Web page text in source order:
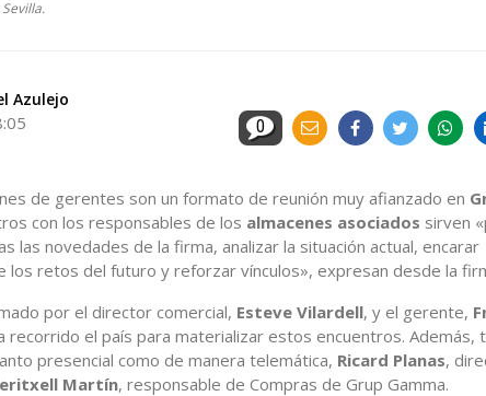
Azulejo
0
de gerentes son un formato de reunión muy afianzado en
con los responsables de los almacenes asociados sirven
las novedades de la firma, analizar la situación actual, encarar
los retos del futuro y reforzar vínculos», expresan desde la
por el director comercial, Esteve Vilardell, y el gerente,
recorrido el país para materializar estos encuentros. Además,
presencial como de manera telemática, Ricard Planas,
Martín, responsable de Compras de Grup Gamma.